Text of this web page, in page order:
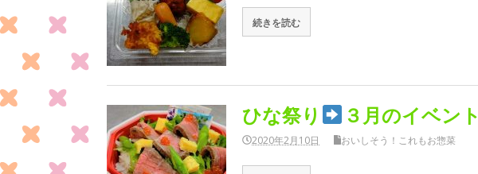
続きを読む
ひな祭り ３月のイベント
2020年2月10日 おいしそう！これもお惣菜